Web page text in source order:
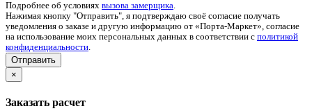
Подробнее об условиях вызова замерщика.
Нажимая кнопку "Отправить", я подтверждаю своё согласие получать
уведомления о заказе и другую информацию от «Порта-Маркет», согласие
на использование моих персональных данных в соответствии с политикой
конфиденциальности.
Отправить
×
Заказать расчет